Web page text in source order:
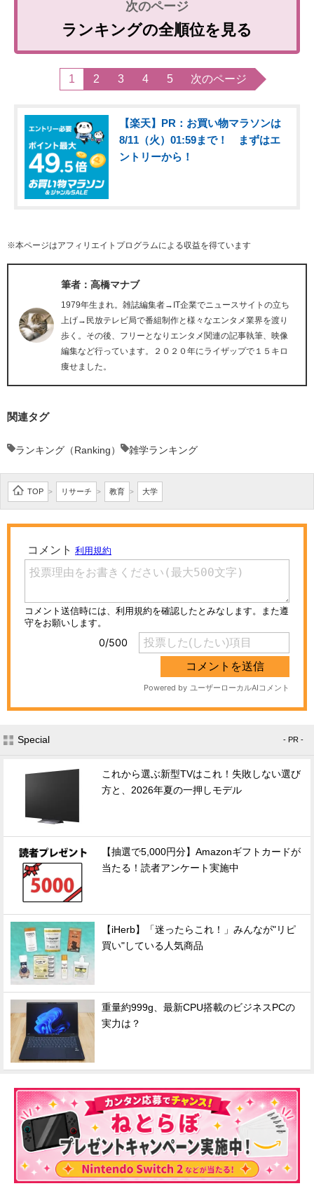
ランキングの全順位を見る
1 2 3 4 5 次のページ
【楽天】PR：お買い物マラソンは
8/11（火）01:59まで！ まずはエ
ントリーから！
※本ページはアフィリエイトプログラムによる収益を得ています
筆者：高橋マナブ
1979年生まれ。雑誌編集者→IT企業でニュースサイトの立ち
上げ→民放テレビ局で番組制作と様々なエンタメ業界を渡り
歩く。その後、フリーとなりエンタメ関連の記事執筆、映像
編集など行っています。２０２０年にライザップで１５キロ
痩せました。
関連タグ
ランキング（Ranking） 雑学ランキング
TOP > リサーチ > 教育 > 大学
Special - PR -
これから選ぶ新型TVはこれ！失敗しない選び
方と、2026年夏の一押しモデル
【抽選で5,000円分】Amazonギフトカードが
当たる！読者アンケート実施中
【iHerb】「迷ったらこれ！」みんなが"リピ
買い"している人気商品
重量約999g、最新CPU搭載のビジネスPCの
実力は？